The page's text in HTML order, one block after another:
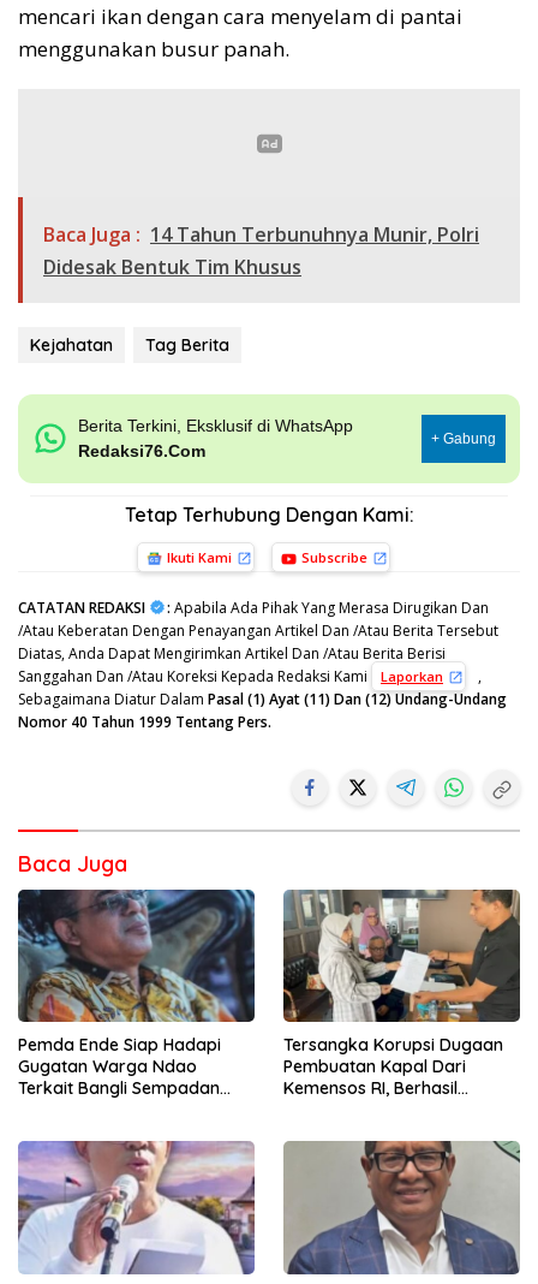
mencari ikan dengan cara menyelam di pantai
menggunakan busur panah.
Baca Juga : 14 Tahun Terbunuhnya Munir, Polri
Didesak Bentuk Tim Khusus
Kejahatan Tag Berita
Berita Terkini, Eksklusif di WhatsApp
Redaksi76.Com
+ Gabung
Tetap Terhubung Dengan Kami:
Ikuti Kami Subscribe
CATATAN REDAKSI : Apabila Ada Pihak Yang Merasa Dirugikan Dan
/Atau Keberatan Dengan Penayangan Artikel Dan /Atau Berita Tersebut
Diatas, Anda Dapat Mengirimkan Artikel Dan /Atau Berita Berisi
Sanggahan Dan /Atau Koreksi Kepada Redaksi Kami
Laporkan
,
Sebagaimana Diatur Dalam Pasal (1) Ayat (11) Dan (12) Undang-Undang
Nomor 40 Tahun 1999 Tentang Pers.
Baca Juga
Pemda Ende Siap Hadapi
Gugatan Warga Ndao
Terkait Bangli Sempadan
Tersangka Korupsi Dugaan
Pembuatan Kapal Dari
Kemensos RI, Berhasil